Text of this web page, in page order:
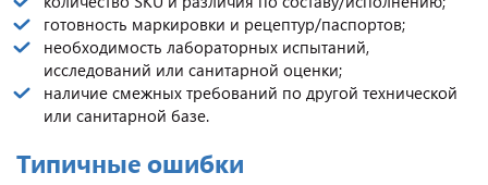
готовность маркировки и рецептур/паспортов;
необходимость лабораторных испытаний,
исследований или санитарной оценки;
наличие смежных требований по другой технической
или санитарной базе.
Типичные ошибки